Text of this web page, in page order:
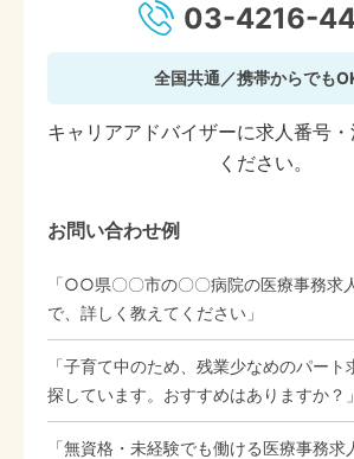
03-4216-
全国共通／携帯からでも
キャリアアドバイザーに求人番号・
ください。
お問い合わせ例
「○○県〇〇市の〇〇病院の医療事務求
で、詳しく教えてください」
「子育て中のため、残業少なめのパー
探しています。おすすめはありますか？」
「無資格・未経験でも働ける医療事務求